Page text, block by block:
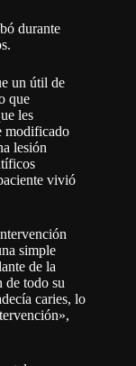
durante
un útil de
que
les
modificado
lesión
vivió
simple
de la
de todo su
caries, lo